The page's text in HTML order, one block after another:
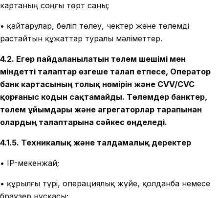
картаның соңғы төрт саны;
• қайтарулар, бөліп төлеу, чектер және төлемді
растайтын құжаттар туралы мәліметтер.
4.2. Егер пайдаланылатын төлем шешімі мен
міндетті талаптар өзгеше талап етпесе, Оператор
банк картасының толық нөмірін және CVV/CVC
қорғаныс кодын сақтамайды. Төлемдер банктер,
төлем ұйымдары және агрегаторлар тарапынан
олардың талаптарына сәйкес өңделеді.
4.1.5. Техникалық және талдамалық деректер
• IP-мекенжай;
• құрылғы түрі, операциялық жүйе, қолданба немесе
браузер нұсқасы;